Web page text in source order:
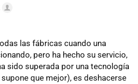
las fábricas cuando una
pero ha hecho su servicio,
sido superada por una tecnología
que mejor), es deshacerse